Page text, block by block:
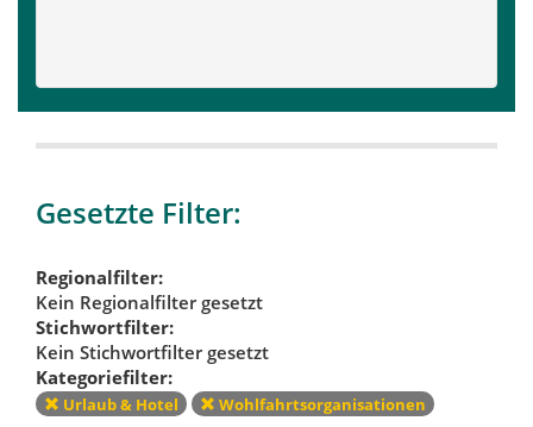
Gesetzte Filter:
Regionalfilter:
Kein Regionalfilter gesetzt
Stichwortfilter:
Kein Stichwortfilter gesetzt
Kategoriefilter:
Urlaub & Hotel Wohlfahrtsorganisationen